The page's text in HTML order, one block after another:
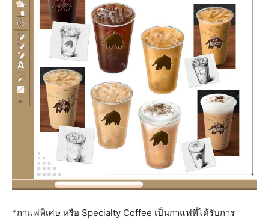
*กาแฟพิเศษ หรือ Specialty Coffee เป็นกาแฟที่ได้รับการ